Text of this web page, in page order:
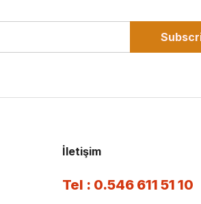
İletişim
Tel : 0.546 611 51 10